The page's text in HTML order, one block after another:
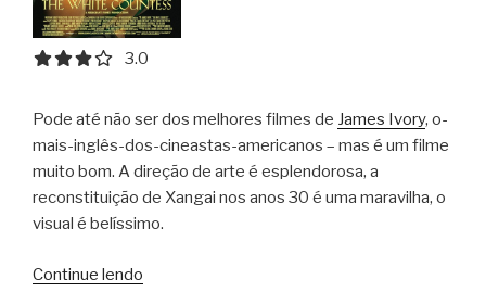
3.0 out of 5.0 stars
3.0
Pode até não ser dos melhores filmes de James Ivory, o-
mais-inglês-dos-cineastas-americanos – mas é um filme
muito bom. A direção de arte é esplendorosa, a
reconstituição de Xangai nos anos 30 é uma maravilha, o
visual é belíssimo.
Continue lendo